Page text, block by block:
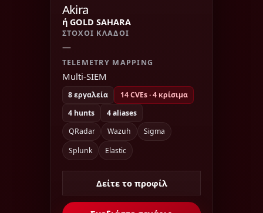
Akira
ή GOLD SAHARA
ΣΤΌΧΟΙ ΚΛΆΔΟΙ
—
TELEMETRY MAPPING
Multi-SIEM
8 εργαλεία
14 CVEs · 4 κρίσιμα
4 hunts
4 aliases
QRadar
Wazuh
Sigma
Splunk
Elastic
Δείτε το προφίλ